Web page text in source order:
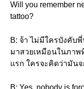
Will you remember
tattoo?
B: จ้า ไม่มีใครบังคับ
มาสวยเหมือนในภา
แรก ใครจะคิดว่ามัน
B: Yes, nobody is